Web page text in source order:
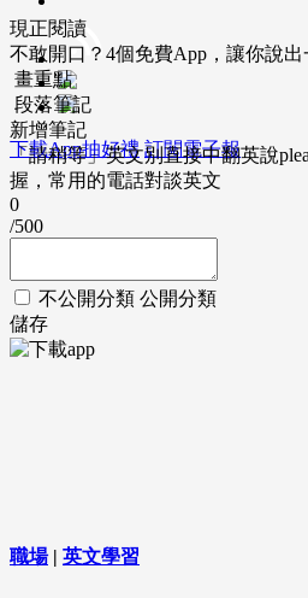
下載App抽好禮 訂閱電子報
現正閱讀
不敢開口？4個免費App，讓你說出
畫重點
段落筆記
新增筆記
「請稍等」英文別直接中翻英說
握，常用的電話對談英文
0
/500
不公開分類 公開分類
儲存
職場| 英文學習